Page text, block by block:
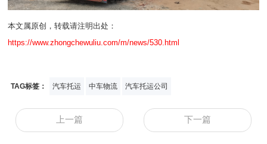
本文属原创，转载请注明出处：
https://www.zhongchewuliu.com/m/news/530.html
TAG标签： 汽车托运 中车物流 汽车托运公司
上一篇 下一篇